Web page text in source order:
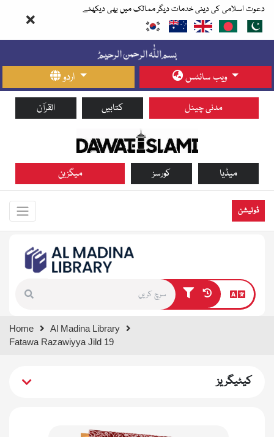
دعوت اسلامی کی دینی خدمات دیگر ممالک میں بھی دیکھئے
اردو ویب سائٹس
القرآن کتابیں مدنی چینل
میگزین کورسز میڈیا
ڈونیشن
results.
Home
Al Madina Library
Fatawa Razawiyya Jild 19
کیٹیگریز